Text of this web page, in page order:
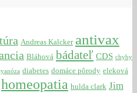
Andreas Kalcker antivax
Bláhová bádateľ CDS chyby
diabetes domáce pôrody eleková
homeopatia hulda clark Jim